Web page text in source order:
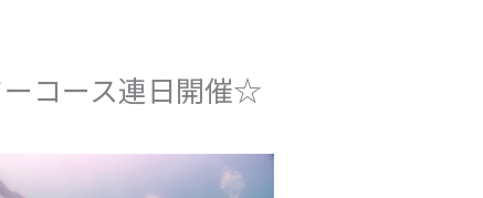
ーコース連日開催☆